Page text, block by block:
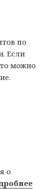
по
Если
можно
о